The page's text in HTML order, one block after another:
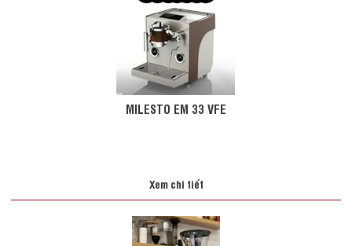
MILESTO EM 33 VFE
Xem chi tiết